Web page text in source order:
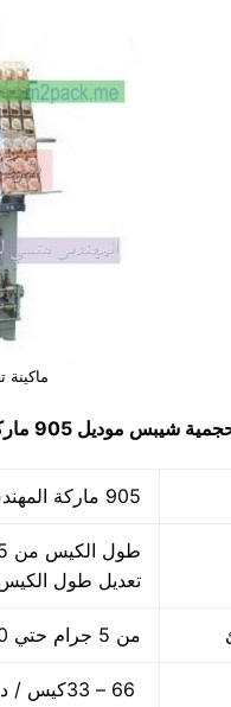
حجمية شيبس موديل 905 ماركة مهندس منسي
905 ماركة المهندس منسي
تعديل طول
من 5 جرام حتي 250 جرام و يمكن تعديله حتي 500 جرام